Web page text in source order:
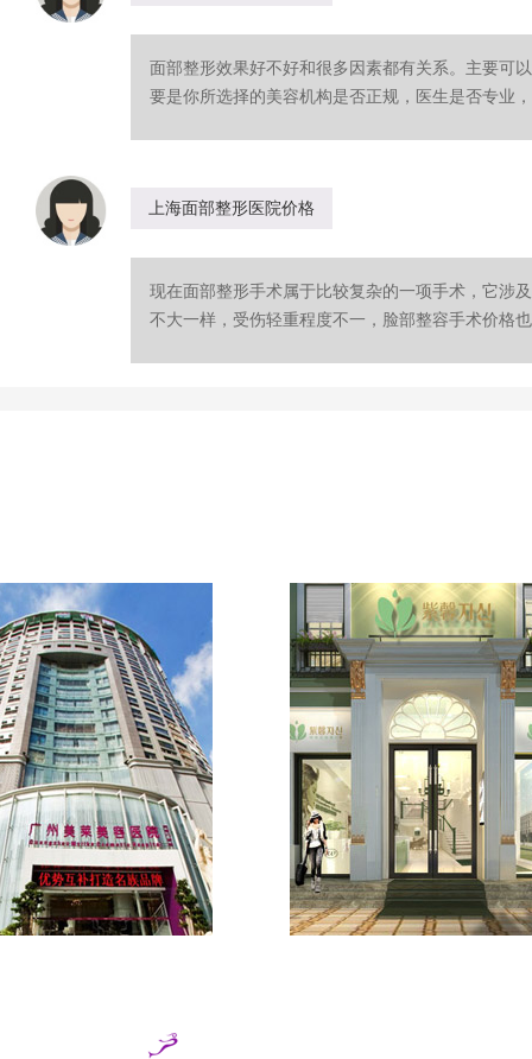
面部整形效果好不好和很多因素都有关系。主要可
要是你所选择的美容机构是否正规，医生是否专业
上海面部整形医院价格
现在面部整形手术属于比较复杂的一项手术，它涉
不大一样，受伤轻重程度不一，脸部整容手术价格